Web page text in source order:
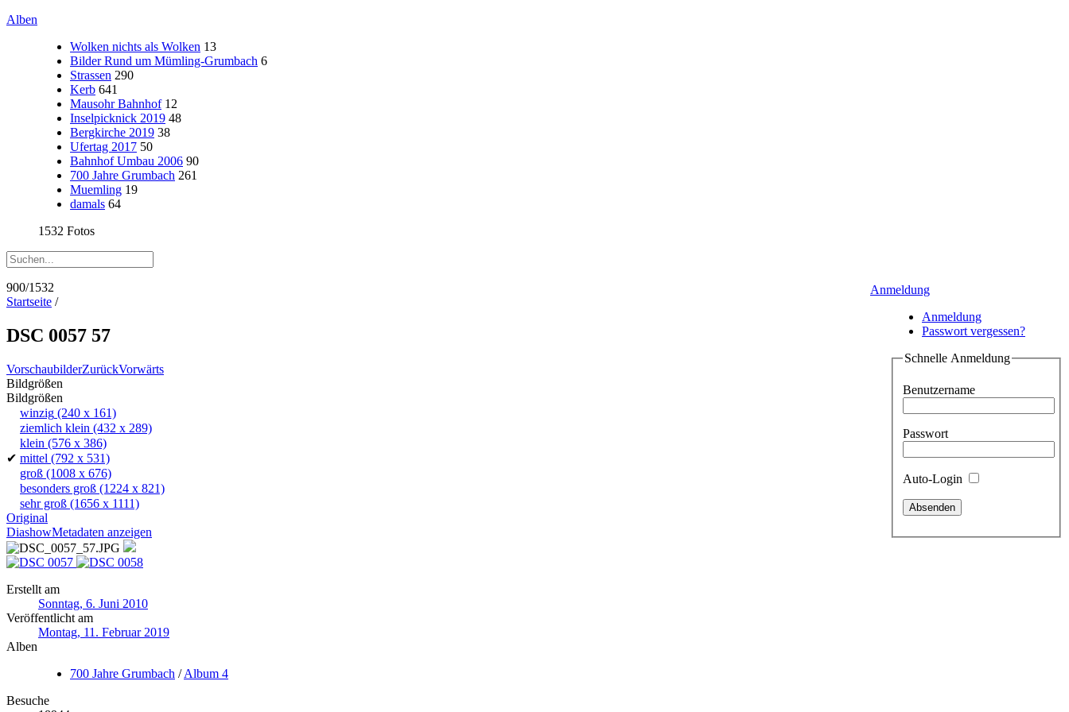
Alben
Wolken nichts als Wolken 13
Bilder Rund um Mümling-Grumbach 6
Strassen 290
Kerb 641
Mausohr Bahnhof 12
Inselpicknick 2019 48
Bergkirche 2019 38
Ufertag 2017 50
Bahnhof Umbau 2006 90
700 Jahre Grumbach 261
Muemling 19
damals 64
1532 Fotos
Anmeldung
Anmeldung
Passwort vergessen?
Schnelle Anmeldung
Benutzername
Passwort
Auto-Login
900/1532
Startseite /
DSC 0057 57
VorschaubilderZurückVorwärts
Bildgrößen
Bildgrößen
winzig (240 x 161)
ziemlich klein (432 x 289)
klein (576 x 386)
✔ mittel (792 x 531)
groß (1008 x 676)
besonders groß (1224 x 821)
sehr groß (1656 x 1111)
Original
DiashowMetadaten anzeigen
Erstellt am
Sonntag, 6. Juni 2010
Veröffentlicht am
Montag, 11. Februar 2019
Alben
700 Jahre Grumbach /Album 4
Besuche